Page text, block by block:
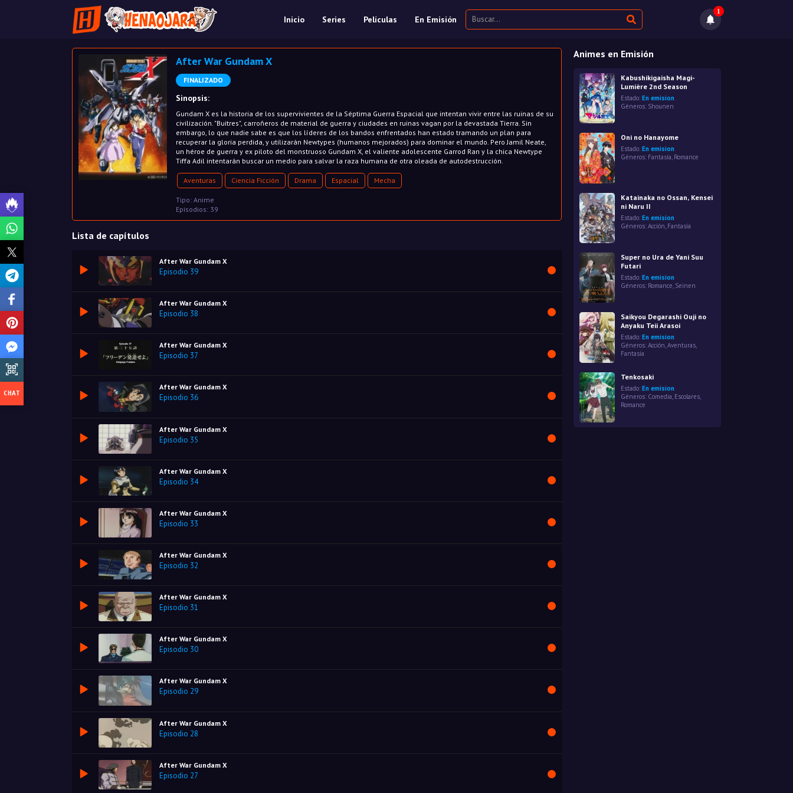
Inicio Series Películas En Emisión
1
After War Gundam X
FINALIZADO
Sinopsis:
Gundam X es la historia de los supervivientes de la Séptima Guerra Espacial que intentan vivir entre las ruinas de su
civilización. "Buitres", carroñeros de material de guerra y ciudades en ruinas vagan por la devastada Tierra. Sin
embargo, lo que nadie sabe es que los líderes de los bandos enfrentados han estado tramando un plan para
recuperar la gloria perdida, y utilizarán Newtypes (humanos mejorados) para dominar el mundo. Pero Jamil Neate,
un héroe de guerra y ex piloto del monstruoso Gundam X, el valiente adolescente Garrod Ran y la chica Newtype
Tiffa Adil intentarán buscar un medio para salvar la raza humana de otra oleada de autodestrucción.
Aventuras Ciencia Ficción Drama Espacial Mecha
Tipo: Anime
Episodios: 39
Lista de capítulos
After War Gundam X
Episodio 39
After War Gundam X
Episodio 38
After War Gundam X
Episodio 37
After War Gundam X
Episodio 36
After War Gundam X
Episodio 35
After War Gundam X
Episodio 34
After War Gundam X
Episodio 33
After War Gundam X
Episodio 32
After War Gundam X
Episodio 31
After War Gundam X
Episodio 30
After War Gundam X
Episodio 29
After War Gundam X
Episodio 28
After War Gundam X
Episodio 27
Animes en Emisión
Kabushikigaisha Magi-
Lumière 2nd Season
Estado: En emision
Géneros: Shounen
Oni no Hanayome
Estado: En emision
Géneros: Fantasía, Romance
Katainaka no Ossan, Kensei
ni Naru II
Estado: En emision
Géneros: Acción Fantasía
Super no Ura de Yani Suu
Futari
Estado: En emision
Géneros: Romance, Seinen
Saikyou Degarashi Ouji no
Anyaku Teii Arasoi
Estado: En emision
Géneros: Acción,Aventuras
Fantasía
Tenkosaki
Estado: En emision
Géneros: Comedia Escolares
Romance